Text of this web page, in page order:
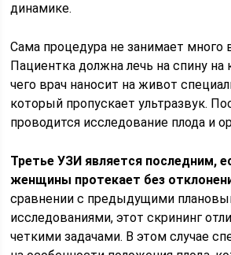
динамике.
Сама процедура не занимает много
Пациентка должна лечь на спину на
чего врач наносит на живот
который пропускает ультразвук.
проводится исследование плода и
Третье УЗИ является последним,
женщины протекает без
сравнении с предыдущими
исследованиями, этот скрининг
четкими задачами. В этом случае